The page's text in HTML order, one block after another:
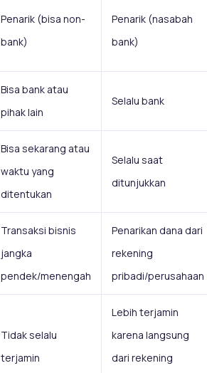
Penarik (bisa non-
bank)
Penarik (nasabah
bank)
Bisa bank atau
pihak lain
Selalu bank
Bisa sekarang atau
waktu yang
ditentukan
Selalu saat
ditunjukkan
Transaksi bisnis
jangka
pendek/menengah
Penarikan dana dari
rekening
pribadi/perusahaan
Tidak selalu
terjamin
Lebih terjamin
karena langsung
dari rekening